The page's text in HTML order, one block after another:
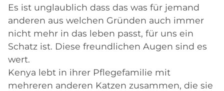
Es ist unglaublich dass das was für jemand
anderen aus welchen Gründen auch immer
nicht mehr in das leben passt, für uns ein
Schatz ist. Diese freundlichen Augen sind es
wert.
Kenya lebt in ihrer Pflegefamilie mit
mehreren anderen Katzen zusammen, die sie